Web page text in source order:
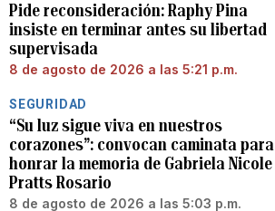
Pide reconsideración: Raphy Pina
insiste en terminar antes su libertad
supervisada
8 de agosto de 2026 a las 5:21 p.m.
SEGURIDAD
“Su luz sigue viva en nuestros
corazones”: convocan caminata para
honrar la memoria de Gabriela Nicole
Pratts Rosario
8 de agosto de 2026 a las 5:03 p.m.